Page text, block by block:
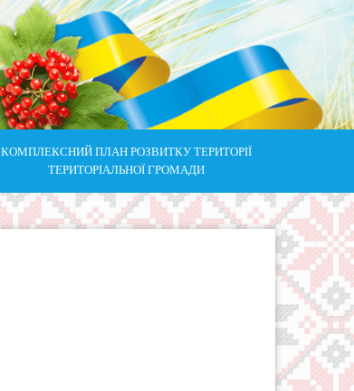
КОМПЛЕКСНИЙ ПЛАН РОЗВИТКУ ТЕРИТОРІЇ
ТЕРИТОРІАЛЬНОЇ ГРОМАДИ